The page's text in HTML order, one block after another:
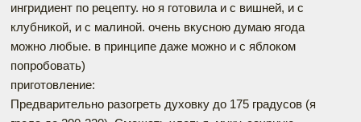
ингридиент по рецепту. но я готовила и с вишней, и с
клубникой, и с малиной. очень вкусною думаю ягода
можно любые. в принципе даже можно и с яблоком
попробовать)
приготовление:
Предварительно разогреть духовку до 175 градусов (я